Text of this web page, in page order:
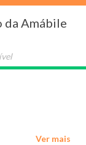
da Amábile
Ver mais